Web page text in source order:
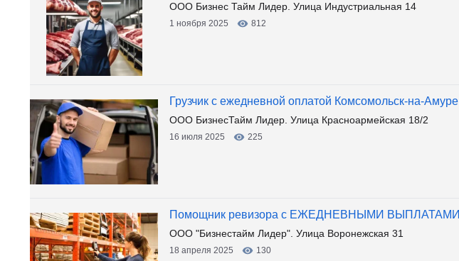
ООО Бизнес Тайм Лидер. Улица Индустриальная 14
1 ноября 2025 812
Грузчик с ежедневной оплатой Комсомольск-на-Амуре
ООО БизнесТайм Лидер. Улица Красноармейская 18/2
16 июля 2025 225
Помощник ревизора с ЕЖЕДНЕВНЫМИ ВЫПЛАТАМИ
ООО "Бизнестайм Лидер". Улица Воронежская 31
18 апреля 2025 130